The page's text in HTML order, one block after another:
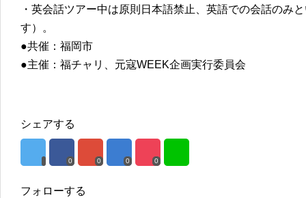
・英会話ツアー中は原則日本語禁止、英語での会話のみ
す）。
●共催：福岡市
●主催：福チャリ、元寇WEEK企画実行委員会
シェアする
0 0 0 0
フォローする